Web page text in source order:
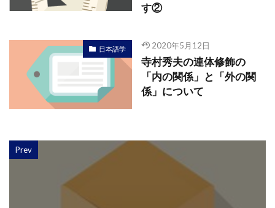
す②
日本語学 2020年5月12日
寺村秀夫の連体修飾の
「内の関係」と「外の関
係」について
Prev